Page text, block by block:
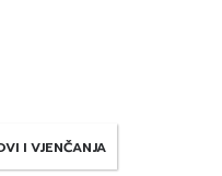
I VJENČANJA